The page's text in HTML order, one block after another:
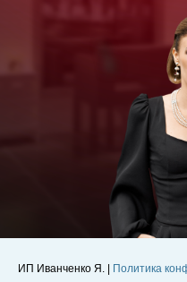
ИП Иванченко Я. | Политика